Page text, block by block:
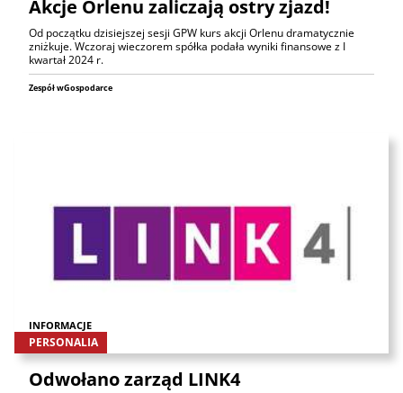
Akcje Orlenu zaliczają ostry zjazd!
Od początku dzisiejszej sesji GPW kurs akcji Orlenu dramatycznie
zniżkuje. Wczoraj wieczorem spółka podała wyniki finansowe z I
kwartał 2024 r.
Zespół wGospodarce
INFORMACJE
PERSONALIA
Odwołano zarząd LINK4